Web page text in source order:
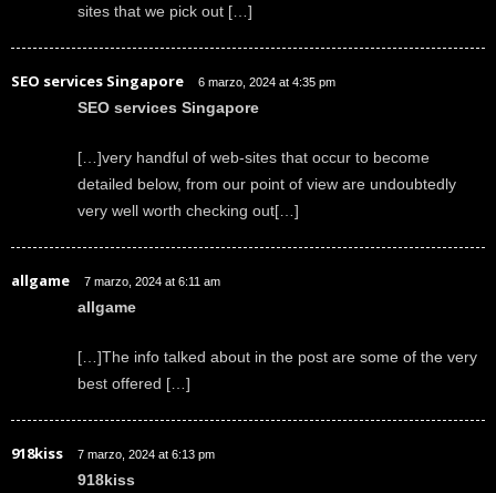
sites that we pick out […]
SEO services Singapore 6 marzo, 2024 at 4:35 pm
SEO services Singapore
[…]very handful of web-sites that occur to become
detailed below, from our point of view are undoubtedly
very well worth checking out[…]
allgame 7 marzo, 2024 at 6:11 am
allgame
[…]The info talked about in the post are some of the very
best offered […]
918kiss 7 marzo, 2024 at 6:13 pm
918kiss